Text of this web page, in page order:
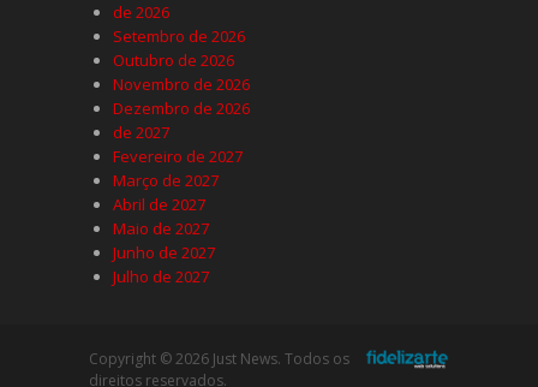
de 2026
Setembro de 2026
Outubro de 2026
Novembro de 2026
Dezembro de 2026
de 2027
Fevereiro de 2027
Março de 2027
Abril de 2027
Maio de 2027
Junho de 2027
Julho de 2027
Copyright © 2026 Just News. Todos os
direitos reservados.